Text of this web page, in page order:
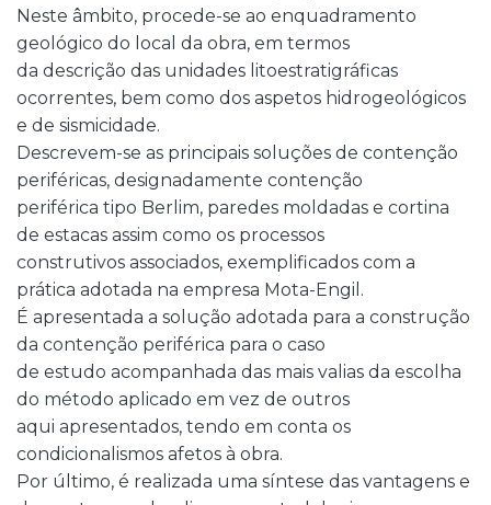
Neste âmbito, procede-se ao enquadramento
geológico do local da obra, em termos
da descrição das unidades litoestratigráficas
ocorrentes, bem como dos aspetos hidrogeológicos
e de sismicidade.
Descrevem-se as principais soluções de contenção
periféricas, designadamente contenção
periférica tipo Berlim, paredes moldadas e cortina
de estacas assim como os processos
construtivos associados, exemplificados com a
prática adotada na empresa Mota-Engil.
É apresentada a solução adotada para a construção
da contenção periférica para o caso
de estudo acompanhada das mais valias da escolha
do método aplicado em vez de outros
aqui apresentados, tendo em conta os
condicionalismos afetos à obra.
Por último, é realizada uma síntese das vantagens e